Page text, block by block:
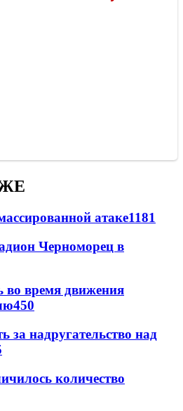
атаке1181
Черноморец в
во время движения
450
за надругательство над
количество